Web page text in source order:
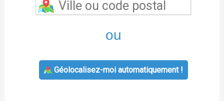
ou
Géolocalisez-moi automatiquement !